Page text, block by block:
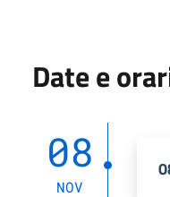
Date e
08
NOV